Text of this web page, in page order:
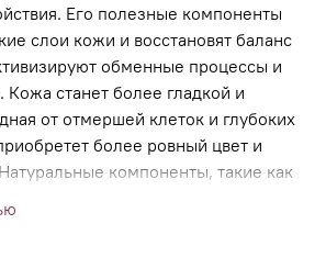
Его полезные компоненты
слои кожи и восстановят баланс
обменные процессы и
станет более гладкой и
от отмершей клеток и глубоких
более ровный цвет и
компоненты, такие как
апельсинового дерева
обновление клеток и